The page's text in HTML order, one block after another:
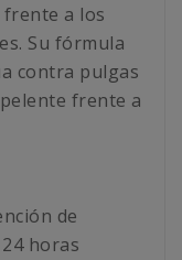
a los
Su fórmula
contra pulgas
frente a
de
horas